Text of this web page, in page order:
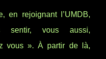
en rejoignant l’UMDB,
sentir, vous aussi,
vous ». À partir de là,